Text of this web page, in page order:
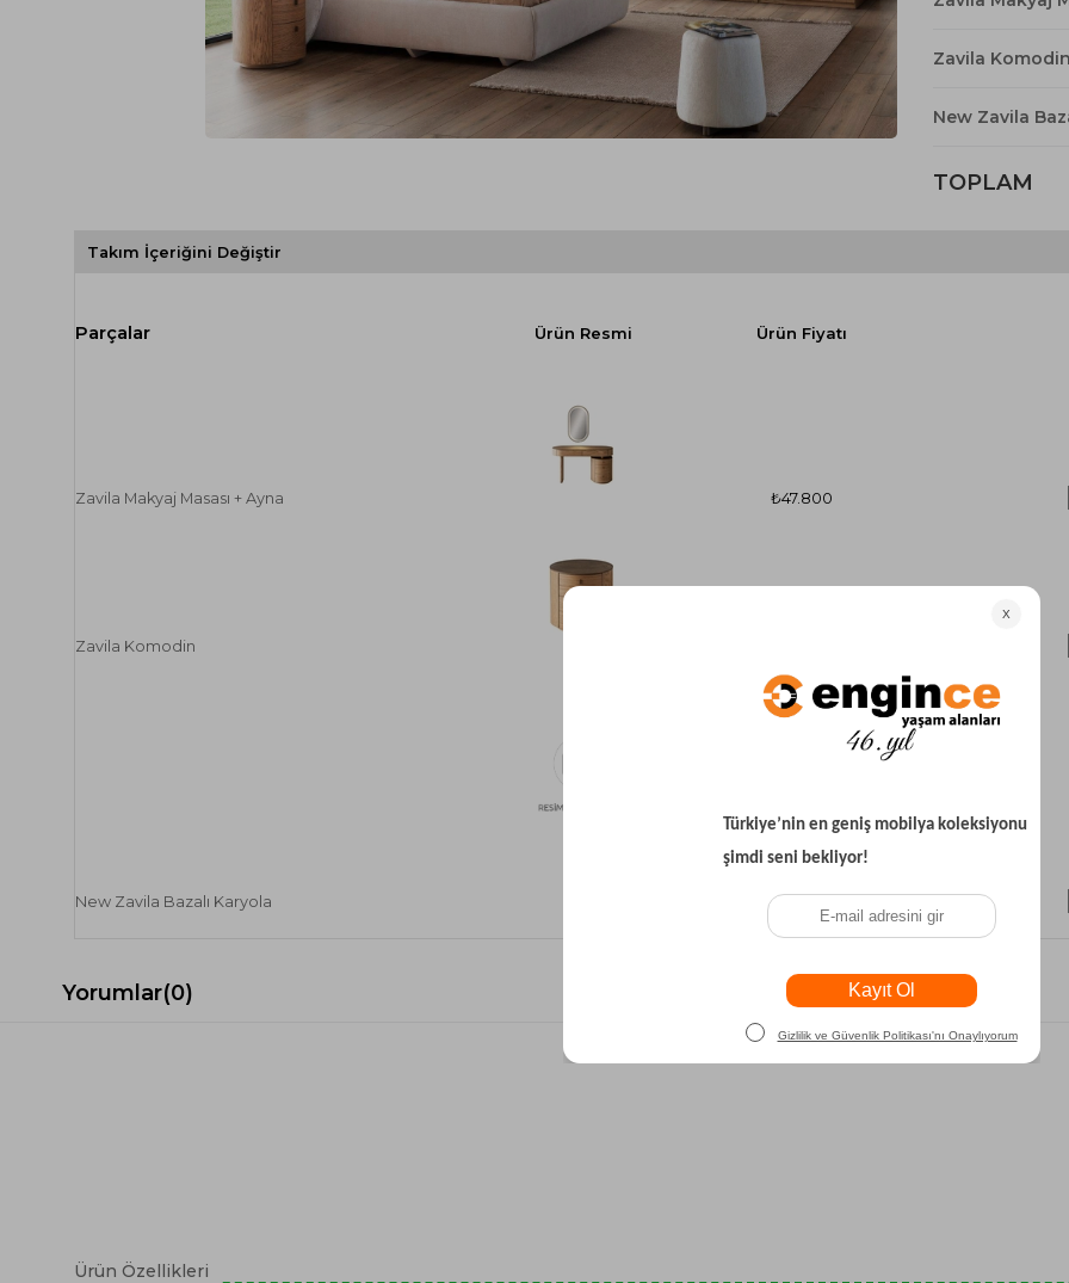
Krem Koltuk Takımı
Beyaz TV Ünitesi
Siyah TV Ünitesi
Şömineli TV Ünitesi
Yataklı Koltuk
Köşe Koltuk
Modern Köşe Koltuk
Ekonomik Köşe Koltuk
Zavila Komodin
New Zavila
TOPLAM
Takım İçeriğini Değiştir
Ürün Resmi Ürün Fiyatı
Zavila Makyaj Masası + Ayna ₺47.800
Zavila Komodin
New Zavila Bazalı Karyola ₺40.300
Yorumlar(0)
Ürün Özellikleri